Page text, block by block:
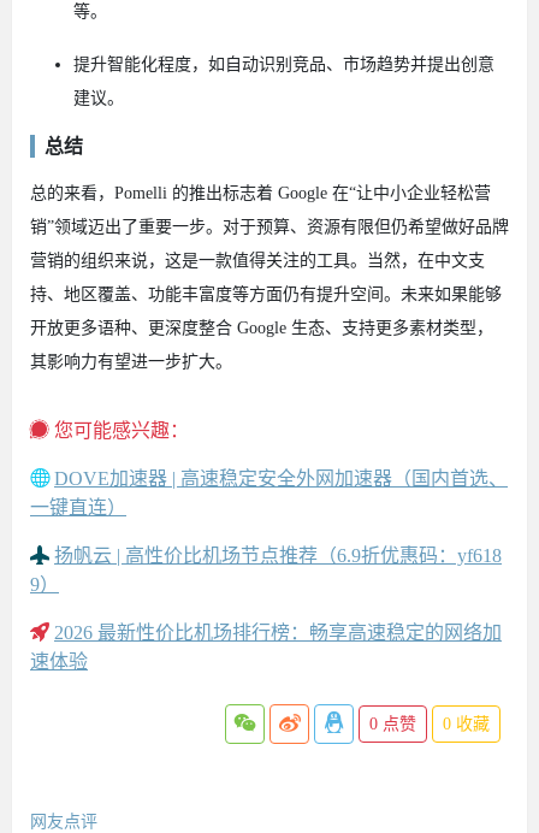
等。
提升智能化程度，如自动识别竞品、市场趋势并提出创意
建议。
总结
总的来看，Pomelli 的推出标志着 Google 在“让中小企业轻松营
销”领域迈出了重要一步。对于预算、资源有限但仍希望做好品牌
营销的组织来说，这是一款值得关注的工具。当然，在中文支
持、地区覆盖、功能丰富度等方面仍有提升空间。未来如果能够
开放更多语种、更深度整合 Google 生态、支持更多素材类型，
其影响力有望进一步扩大。
您可能感兴趣：
DOVE加速器 | 高速稳定安全外网加速器（国内首选、
一键直连）
扬帆云 | 高性价比机场节点推荐（6.9折优惠码：yf618
9）
2026 最新性价比机场排行榜：畅享高速稳定的网络加
速体验
0 点赞 0 收藏
网友点评